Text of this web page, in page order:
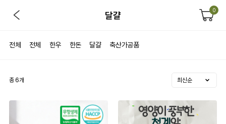
달걀 0
전체 전체 한우 한돈 달걀 축산가공품
총 6개